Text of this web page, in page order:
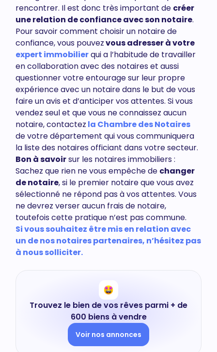
rencontrer. Il est donc très important de créer
une relation de confiance avec son notaire.
Pour savoir comment choisir un notaire de
confiance, vous pouvezvous adresser à votre
expert immobilierqui a l’habitude de travailler
en collaboration avec des notaires et aussi
questionner votre entourage sur leur propre
expérience avec un notaire dans le but de vous
faire un avis et d’anticiper vos attentes. Si vous
vendez seul et que vous ne connaissez aucun
notaire, contactez la Chambre des Notaires
de votre département qui vous communiquera
la liste des notaires officiant dans votre secteur.
Bon à savoirsur les notaires immobiliers :
Sachez que rien ne vous empêche de changer
de notaire, si le premier notaire que vous avez
sélectionné ne répond pas à vos attentes. Vous
ne devrez verser aucun frais de notaire,
toutefois cette pratique n’est pas commune.
Si vous souhaitez être mis en relation avec
un de nos notaires partenaires, n’hésitez pas
à nous solliciter.
Trouvez le bien de vos rêves parmi + de
600 biens à vendre
Voir nos annonces